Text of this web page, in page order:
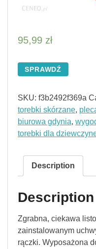
95,99 zł
SPRAWDŹ
SKU: f3b2492f369a
torebki skórzane,
biurowa gdynia,
torebki dla
Description
Description
Zgrabna, ciekawa
zainstalowanym
rączki. Wyposażona